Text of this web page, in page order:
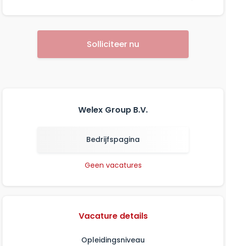
Solliciteer nu
Welex Group B.V.
Bedrijfspagina
Geen vacatures
Vacature details
Opleidingsniveau